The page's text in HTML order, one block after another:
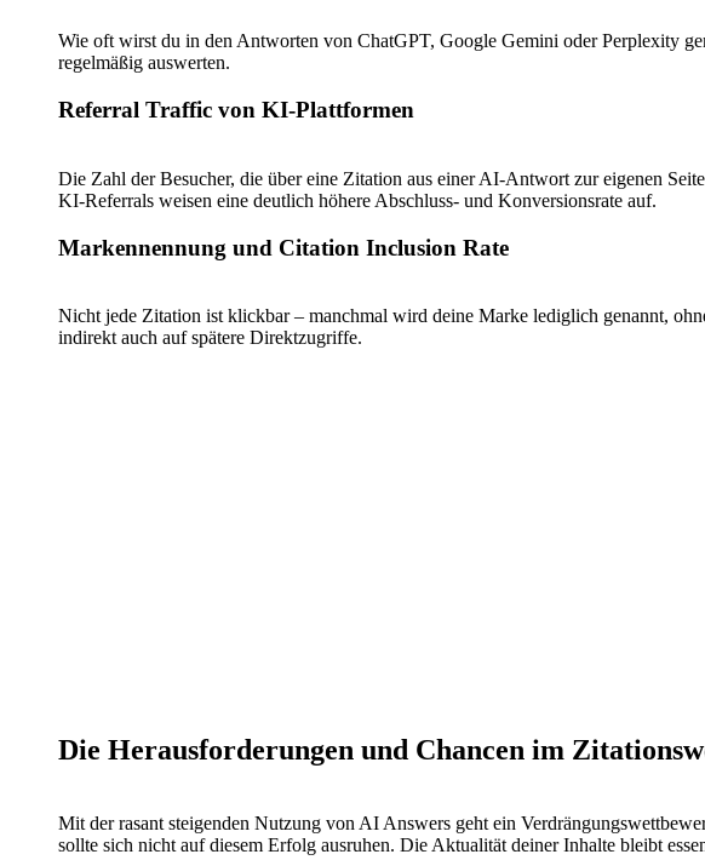
Wie oft wirst du in den Antworten von ChatGPT, Google Gemini oder Perplexity
regelmäßig auswerten.
Referral Traffic von KI-Plattformen
Die Zahl der Besucher, die über eine Zitation aus einer AI-Antwort zur eigenen
KI-Referrals weisen eine deutlich höhere Abschluss- und Konversionsrate auf.
Markennennung und Citation Inclusion Rate
Nicht jede Zitation ist klickbar – manchmal wird deine Marke lediglich genannt,
indirekt auch auf spätere Direktzugriffe.
Die Herausforderungen und Chancen im
Mit der rasant steigenden Nutzung von AI Answers geht ein
sollte sich nicht auf diesem Erfolg ausruhen. Die Aktualität deiner Inhalte bleibt